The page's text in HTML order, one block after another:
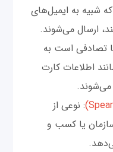
شبیه به ایمیل‌های
ارسال می‌شوند.
تصادفی است به
اطلاعات کارت
می‌شوند.
: نوعی از
یا کسب و